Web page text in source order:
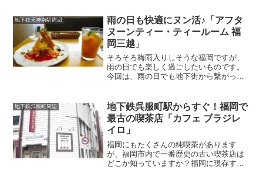
店。魅力的なカフェメニューをいただき
に港まで行ってきました！
地下鉄天神南駅周辺
雨の日も快適にヌン活♪「アフタ
ヌーンティー・ティールーム 福
岡三越」
そろそろ梅雨入りしそうな福岡ですが、
雨の日でも楽しく過ごしたいものです。
今回は、雨の日でも地下街から繋がって
ールーム 福岡三越」のご紹介！老若男女
問わず、たくさんの人で賑わう人気店で
す。季節毎に変わる期間限定メニューも
毎回ワクワクしますよ！
地下鉄呉服町周辺
地下鉄呉服町駅からすぐ！福岡で
最古の喫茶店「カフェ ブラジレ
イロ」
福岡にもたくさんの純喫茶があります
が、福岡市内で一番歴史の古い喫茶店は
どこか知っていますか？福岡に現存する